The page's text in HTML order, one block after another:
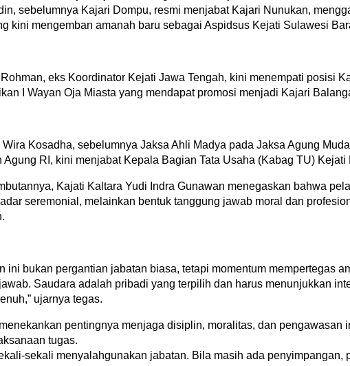
sebelumnya Kajari Dompu, resmi menjabat Kajari Nunukan,
kini mengemban amanah baru sebagai Aspidsus Kejati Sulawesi
Rohman, eks Koordinator Kejati Jawa Tengah, kini menempati posisi
I Wayan Oja Miasta yang mendapat promosi menjadi Kajari
Wira Kosadha, sebelumnya Jaksa Ahli Madya pada Jaksa Agung
Agung RI, kini menjabat Kepala Bagian Tata Usaha (Kabag TU) Kejati
Kajati Kaltara Yudi Indra Gunawan menegaskan bahwa
seremonial, melainkan bentuk tanggung jawab moral dan
ini bukan pergantian jabatan biasa, tetapi momentum mempertegas
Saudara adalah pribadi yang terpilih dan harus menunjukkan
ujarnya tegas.
pentingnya menjaga disiplin, moralitas, dan pengawasan
tugas.
sekali menyalahgunakan jabatan. Bila masih ada penyimpangan,